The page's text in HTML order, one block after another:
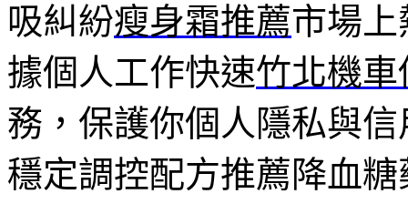
吸糾紛瘦身霜推薦市場
據個人工作快速竹北機車
務，保護你個人隱私與
穩定調控配方推薦降血